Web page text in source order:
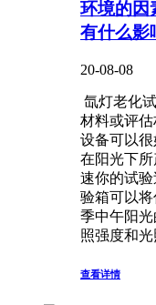
环境的因
有什么影
20-08-08
氙灯老化
材料或评估
设备可以
在阳光下
速你的试
验箱可以
季中午阳
照强度和
查看详情